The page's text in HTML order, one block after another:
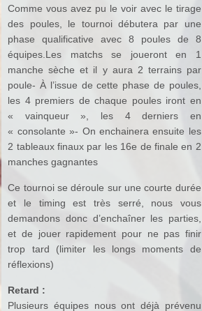
Comme vous avez pu le voir avec le tirage
des poules, le tournoi débutera par une
phase qualificative avec 8 poules de 8
équipes.Les matchs se joueront en 1
manche sèche et il y aura 2 terrains par
poule- À l’issue de cette phase de poules,
les 4 premiers de chaque poules iront en
« vainqueur », les 4 derniers en
« consolante »- On enchainera ensuite les
2 tableaux finaux par les 16e de finale en 2
manches gagnantes
Ce tournoi se déroule sur une courte durée
et le timing est très serré, nous vous
demandons donc d’enchaîner les parties,
et de jouer rapidement pour ne pas finir
trop tard (limiter les longs moments de
réflexions)
Retard :
Plusieurs équipes nous ont déjà prévenu